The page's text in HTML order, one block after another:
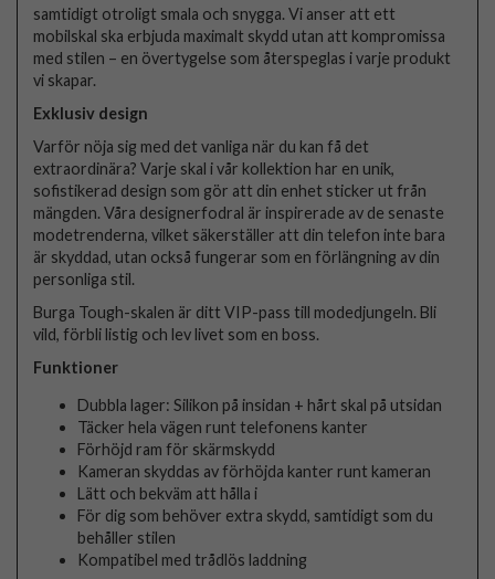
samtidigt otroligt smala och snygga. Vi anser att ett
mobilskal ska erbjuda maximalt skydd utan att kompromissa
med stilen – en övertygelse som återspeglas i varje produkt
vi skapar.
Exklusiv design
Varför nöja sig med det vanliga när du kan få det
extraordinära? Varje skal i vår kollektion har en unik,
sofistikerad design som gör att din enhet sticker ut från
mängden. Våra designerfodral är inspirerade av de senaste
modetrenderna, vilket säkerställer att din telefon inte bara
är skyddad, utan också fungerar som en förlängning av din
personliga stil.
Burga Tough-skalen är ditt VIP-pass till modedjungeln. Bli
vild, förbli listig och lev livet som en boss.
Funktioner
Dubbla lager: Silikon på insidan + hårt skal på utsidan
Täcker hela vägen runt telefonens kanter
Förhöjd ram för skärmskydd
Kameran skyddas av förhöjda kanter runt kameran
Lätt och bekväm att hålla i
För dig som behöver extra skydd, samtidigt som du
behåller stilen
Kompatibel med trådlös laddning